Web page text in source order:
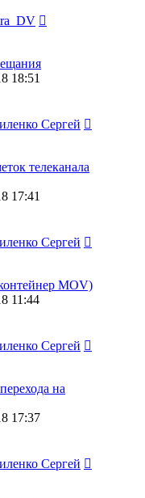
18:51
Сергей
телеканала
17:41
Сергей
MOV)
11:44
Сергей
на
17:37
Сергей